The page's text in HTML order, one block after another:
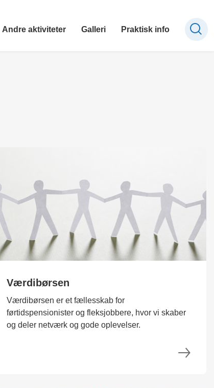
Andre aktiviteter Galleri Praktisk info
Værdibørsen
Værdibørsen er et fællesskab for
førtidspensionister og fleksjobbere, hvor vi skaber
og deler netværk og gode oplevelser.